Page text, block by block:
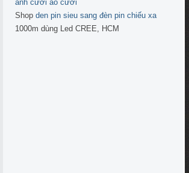
ảnh cưới áo cưới
Shop den pin sieu sang đèn pin chiếu xa
1000m dùng Led CREE, HCM